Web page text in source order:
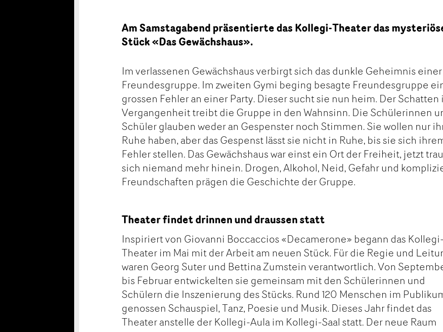
Am Samstagabend präsentierte das Kollegi-Theater das
Stück «Das Gewächshaus».
Im verlassenen Gewächshaus verbirgt sich das dunkle Geheimnis einer
Freundesgruppe. Im zweiten Gymi beging besagte Freundesgruppe
grossen Fehler an einer Party. Dieser sucht sie nun heim. Der Schatten
Vergangenheit treibt die Gruppe in den Wahnsinn. Die Schülerinnen
Schüler glauben weder an Gespenster noch Stimmen. Sie wollen nur
Ruhe haben, aber das Gespenst lässt sie nicht in Ruhe, bis sie sich
Fehler stellen. Das Gewächshaus war einst ein Ort der Freiheit, jetzt
sich niemand mehr hinein. Drogen, Alkohol, Neid, Gefahr und
Freundschaften prägen die Geschichte der Gruppe.
Theater findet drinnen und draussen statt
Inspiriert von Giovanni Boccaccios «Decamerone» begann das Kollegi-
Theater im Mai mit der Arbeit am neuen Stück. Für die Regie und
waren Georg Suter und Bettina Zumstein verantwortlich. Von
bis Februar entwickelten sie gemeinsam mit den Schülerinnen und
Schülern die Inszenierung des Stücks. Rund 120 Menschen im
genossen Schauspiel, Tanz, Poesie und Musik. Dieses Jahr findet das
Theater anstelle der Kollegi-Aula im Kollegi-Saal statt. Der neue Raum